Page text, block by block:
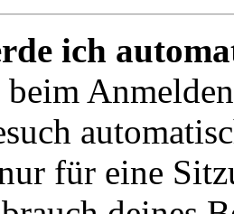
ich
beim
für eine